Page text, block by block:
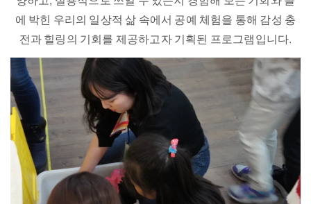
에 박힌 우리의 일상적 삶 속에서 공예 체험을 통해 감성 충
전과 힐링의 기회를 제공하고자 기획된 프로그램입니다.